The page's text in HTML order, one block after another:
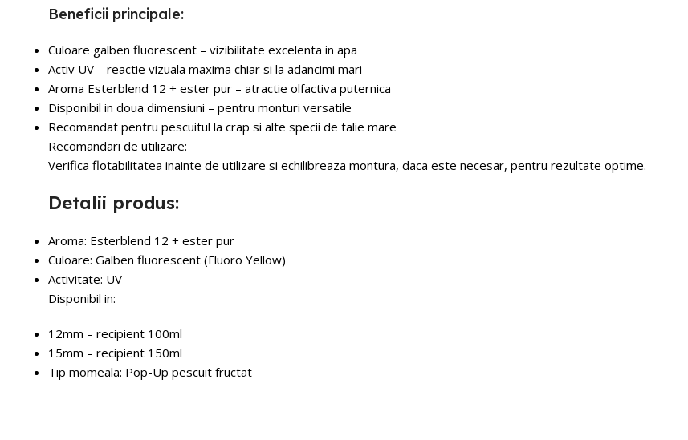
Beneficii principale:
Culoare galben fluorescent – vizibilitate excelenta in apa
Activ UV – reactie vizuala maxima chiar si la adancimi mari
Aroma Esterblend 12 + ester pur – atractie olfactiva puternica
Disponibil in doua dimensiuni – pentru monturi versatile
Recomandat pentru pescuitul la crap si alte specii de talie mare
Recomandari de utilizare:
Verifica flotabilitatea inainte de utilizare si echilibreaza montura, daca este necesar, pentru rezultate optime.
Detalii produs:
Aroma: Esterblend 12 + ester pur
Culoare: Galben fluorescent (Fluoro Yellow)
Activitate: UV
Disponibil in:
12mm – recipient 100ml
15mm – recipient 150ml
Tip momeala: Pop-Up pescuit fructat